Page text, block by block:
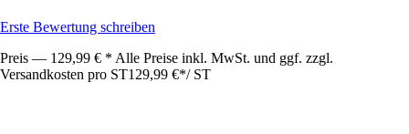
Erste Bewertung schreiben
Preis — 129,99 € * Alle Preise inkl. MwSt. und ggf. zzgl.
Versandkosten pro ST129,99 €*/ ST